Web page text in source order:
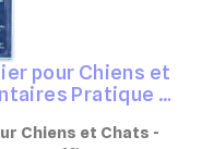
pour Chiens et
Pratique et
Chiens et Chats -